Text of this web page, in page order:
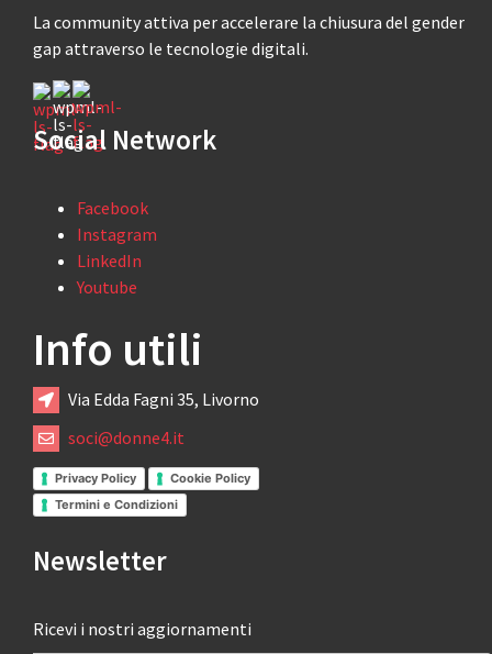
La community attiva per accelerare la chiusura del gender
gap attraverso le tecnologie digitali.
Social Network
Facebook
Instagram
LinkedIn
Youtube
Info utili
Via Edda Fagni 35, Livorno
soci@donne4.it
Privacy Policy
Cookie Policy
Termini e Condizioni
Newsletter
Ricevi i nostri aggiornamenti